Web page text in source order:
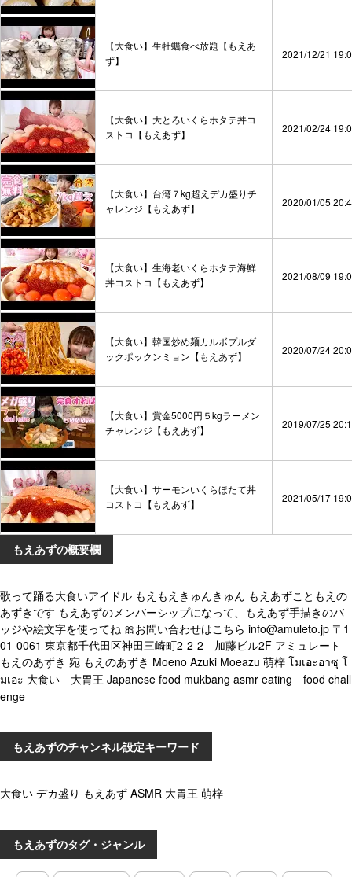
【大食い】生牡蠣食べ放題【もえあ
ず】
2021/12/21
【大食い】大とろいくらホタテ丼コ
ストコ【もえあず】
2021/02/24
【大食い】台湾７kg超えデカ盛りチ
ャレンジ【もえあず】
2020/01/05
【大食い】生海老いくらホタテ海鮮
丼コストコ【もえあず】
2021/08/09
【大食い】韓国炒め麺カルボプルダ
ックポックンミョン【もえあず】
2020/07/24
【大食い】賞金5000円５kgラーメン
チャレンジ【もえあず】
2019/07/25
【大食い】サーモンいくらほたて丼
コストコ【もえあず】
2021/05/17
もえあずの概要欄
歌って踊る大食いアイドル もえもえきゅんきゅん もえあずこともえの
あずきです もえあずのメンバーシップになって、もえあず手描きのバ
ッジや絵文字を使ってね 🎀お問い合わせはこちら info@amuleto.jp 〒1
01-0061 東京都千代田区神田三崎町2-2-2 加藤ビル2F アミュレート
もえのあずき 宛 もえのあずき Moeno Azuki Moeazu 萌梓 โมเอะอาซุ โ
มเอะ 大食い 大胃王 Japanese food mukbang asmr eating food chall
enge
もえあずのチャンネル設定キーワード
大食い デカ盛り もえあず ASMR 大胃王 萌梓
もえあずのタグ・ジャンル